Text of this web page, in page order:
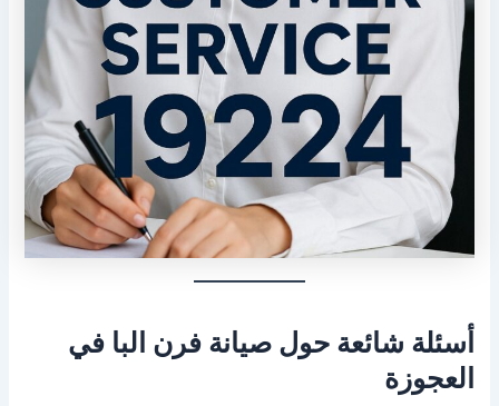
أسئلة شائعة حول صيانة فرن البا في
العجوزة